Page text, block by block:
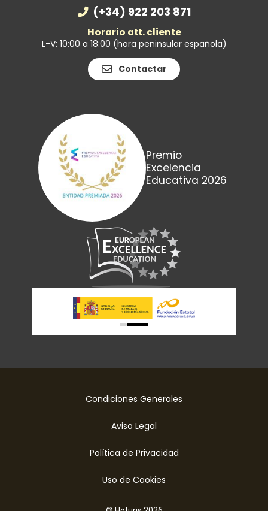
(+34) 922 203 871
Horario att. cliente
L-V: 10:00 a 18:00 (hora peninsular española)
Contactar
Premio
Excelencia
Educativa 2026
0 1
Condiciones Generales
Aviso Legal
Política de Privacidad
Uso de Cookies